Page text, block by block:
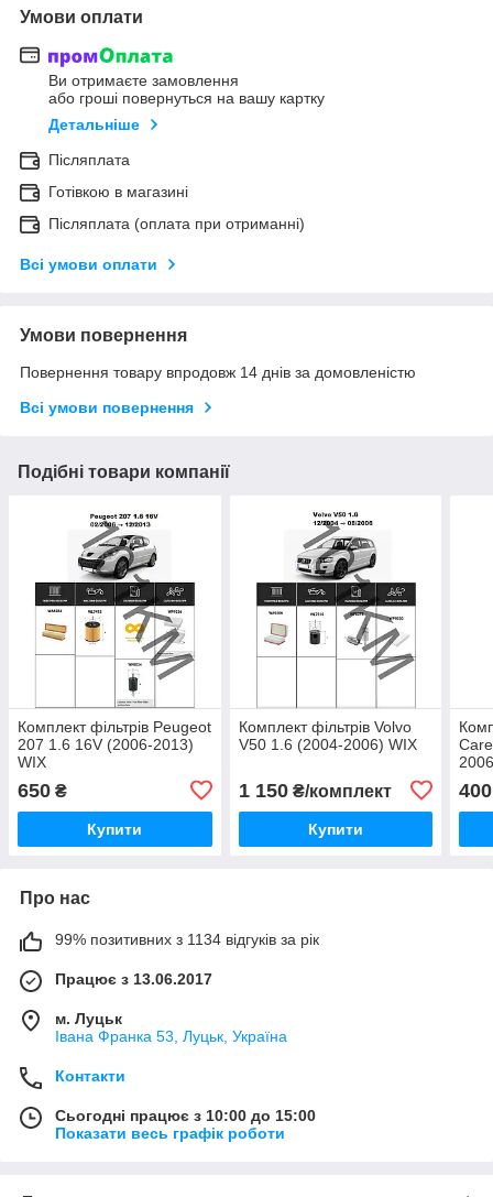
Умови оплати
Ви отримаєте замовлення
або гроші повернуться на вашу картку
Детальніше
Післяплата
Готівкою в магазині
Післяплата (оплата при отриманні)
Всі умови оплати
Умови повернення
Повернення товару впродовж 14 днів за домовленістю
Всі умови повернення
Подібні товари компанії
Комплект фільтрів Peugeot
207 1.6 16V (2006-2013)
WIX
650 ₴
Купити
Комплект фільтрів Volvo
V50 1.6 (2004-2006) WIX
1 150₴/комплект
Купити
400
Про нас
99% позитивних з 1134 відгуків за рік
Працює з 13.06.2017
м. Луцьк
Івана Франка 53, Луцьк, Україна
Контакти
Сьогодні працює з 10:00 до 15:00
Показати весь графік роботи